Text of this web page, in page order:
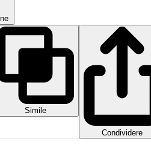
Simile
Condividere